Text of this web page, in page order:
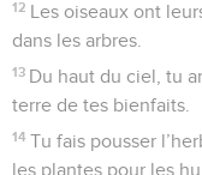
12 Les oiseaux ont
dans les arbres.
13 Du haut du ciel, tu
terre de tes bienfaits.
14 Tu fais pousser
les plantes pour les